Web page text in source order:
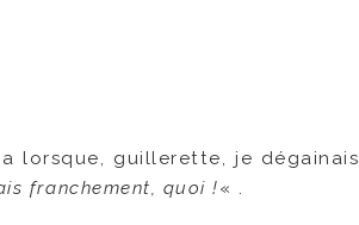
lorsque, guillerette, je dégainais
franchement, quoi !« .